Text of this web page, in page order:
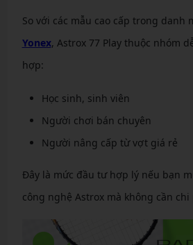
So với các mẫu cao cấp trong danh
Yonex, Astrox 77 Play thuộc nhóm
hợp:
Học sinh, sinh viên
Người chơi bán chuyên
Người nâng cấp từ vợt giá rẻ
Đây là mức đầu tư hợp lý nếu bạn
công nghệ Astrox mà không cần chi